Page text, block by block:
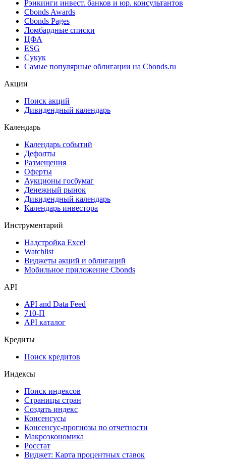
Рэнкинги инвест. банков и юр. консультантов
Cbonds Awards
Cbonds Pages
Ломбардные списки
ЦФА
ESG
Сукук
Самые популярные облигации на Cbonds.ru
Акции
Поиск акций
Дивидендный календарь
Календарь
Календарь событий
Дефолты
Размещения
Оферты
Аукционы госбумаг
Денежный рынок
Дивидендный календарь
Календарь инвестора
Инструментарий
Надстройка Excel
Watchlist
Виджеты акций и облигаций
Мобильное приложение Cbonds
API
API and Data Feed
710-П
API каталог
Кредиты
Поиск кредитов
Индексы
Поиск индексов
Страницы стран
Создать индекс
Консенсусы
Консенсус-прогнозы по отчетности
Макроэкономика
Росстат
Виджет: Карта процентных ставок